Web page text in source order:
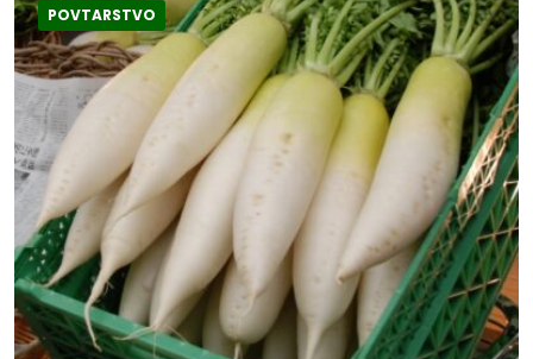
POVTARSTVO